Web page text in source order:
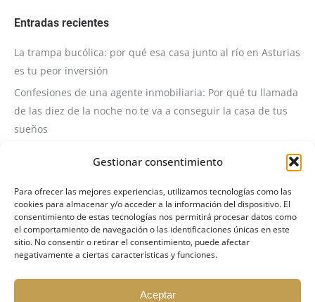
Gestionar consentimiento
Para ofrecer las mejores experiencias, utilizamos tecnologías como las
cookies para almacenar y/o acceder a la información del dispositivo. El
consentimiento de estas tecnologías nos permitirá procesar datos como
el comportamiento de navegación o las identificaciones únicas en este
sitio. No consentir o retirar el consentimiento, puede afectar
negativamente a ciertas características y funciones.
Aceptar
Entradas recientes
La trampa bucólica: por qué esa casa junto al río en Asturias
es tu peor inversión
Confesiones de una agente inmobiliaria: Por qué tu llamada
de las diez de la noche no te va a conseguir la casa de tus
sueños
❗️❗️COMUNICADO OFICIAL: ACTUALIZACIÓN DE LA POLÍTICA DE
VISITAS A INMUEBLES❗️❗️
Invertir en Propiedades de Fondos: El Arte de Transformar
Problemas en Rentabilidad